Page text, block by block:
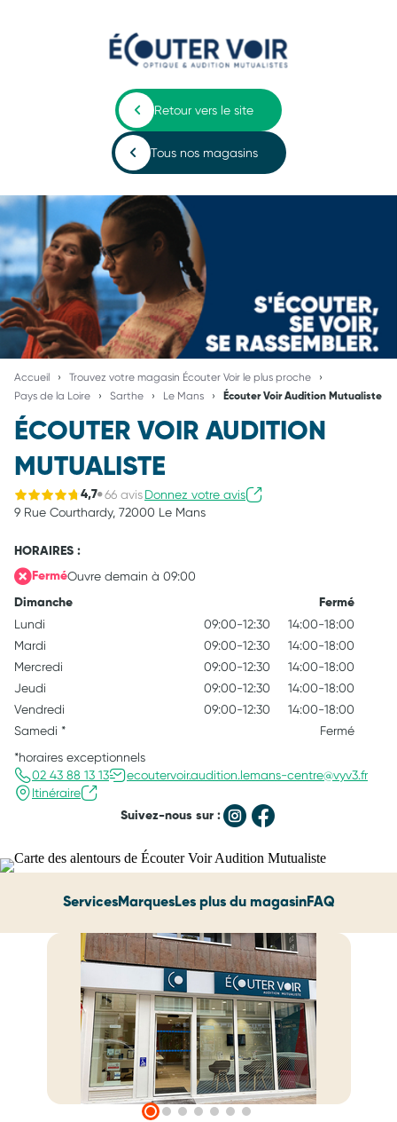
Retour vers le site
Tous nos magasins
Accueil
Trouvez votre magasin Écouter Voir le plus proche
Pays de la Loire
Sarthe Le Mans Écouter Voir Audition Mutualiste
ÉCOUTER VOIR AUDITION
MUTUALISTE
4,7 66 avisDonnez votre avis
9 Rue Courthardy, 72000 Le Mans
HORAIRES :
FerméOuvre demain à 09:00
Dimanche Fermé
Lundi 09:00-12:30
14:00-18:00
Mardi
09:00-12:30
14:00-18:00
Mercredi
09:00-12:30
14:00-18:00
Jeudi
09:00-12:30
14:00-18:00
Vendredi
09:00-12:30
14:00-18:00
Samedi *
Fermé
*horaires exceptionnels
02 43 88 13 13
ecoutervoir.audition.lemans-centre@vyv3.fr
Itinéraire
Suivez-nous sur :
ServicesMarquesLes plus du magasinFAQ